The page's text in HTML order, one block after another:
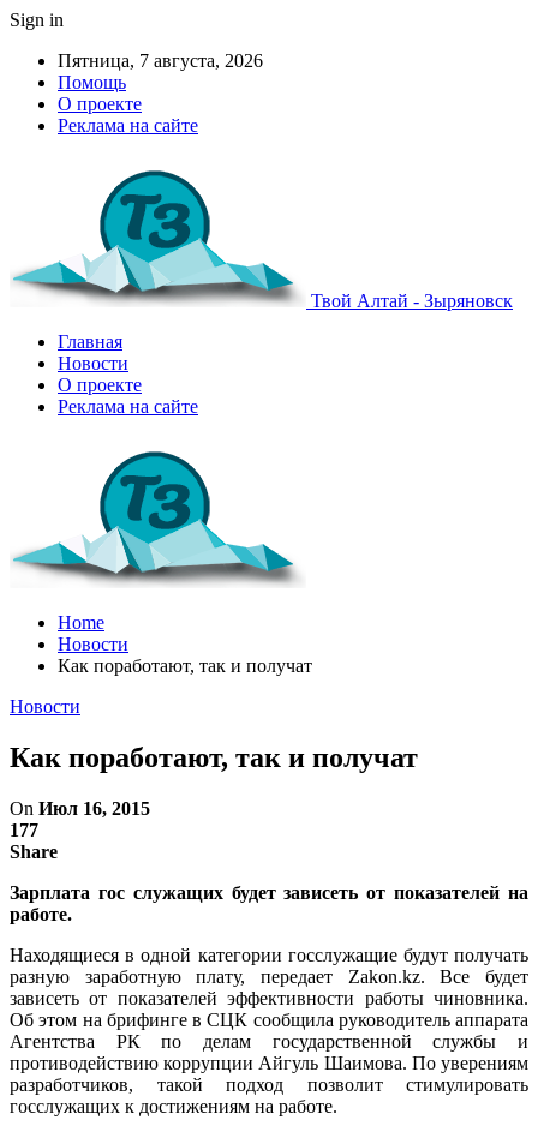
Sign in
Пятница, 7 августа, 2026
Помощь
О проекте
Реклама на сайте
Твой Алтай - Зыряновск
Главная
Новости
О проекте
Реклама на сайте
Home
Новости
Как поработают, так и получат
Новости
Как поработают, так и получат
On Июл 16, 2015
177
Share
Зарплата гос служащих будет зависеть от показателей на
работе.
Находящиеся в одной категории госслужащие будут получать
разную заработную плату, передает Zakon.kz. Все будет
зависеть от показателей эффективности работы чиновника.
Об этом на брифинге в СЦК сообщила руководитель аппарата
Агентства РК по делам государственной службы и
противодействию коррупции Айгуль Шаимова. По уверениям
разработчиков, такой подход позволит стимулировать
госслужащих к достижениям на работе.